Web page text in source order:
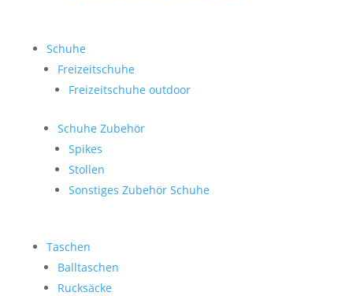
Schuhe
Freizeitschuhe
Freizeitschuhe outdoor
Schuhe Zubehör
Spikes
Stollen
Sonstiges Zubehör Schuhe
Taschen
Balltaschen
Rucksäcke